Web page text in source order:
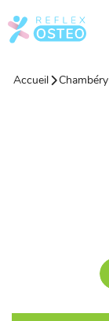
Accueil Chambéry